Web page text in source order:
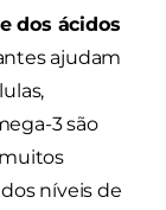
dos ácidos
ajudam
3 são
níveis de